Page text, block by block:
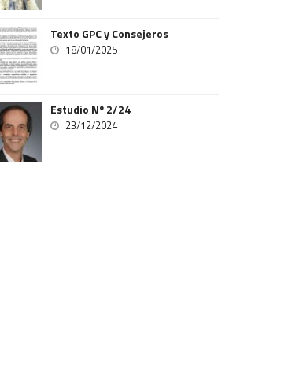
Texto GPC y Consejeros
18/01/2025
Estudio Nº 2/24
23/12/2024